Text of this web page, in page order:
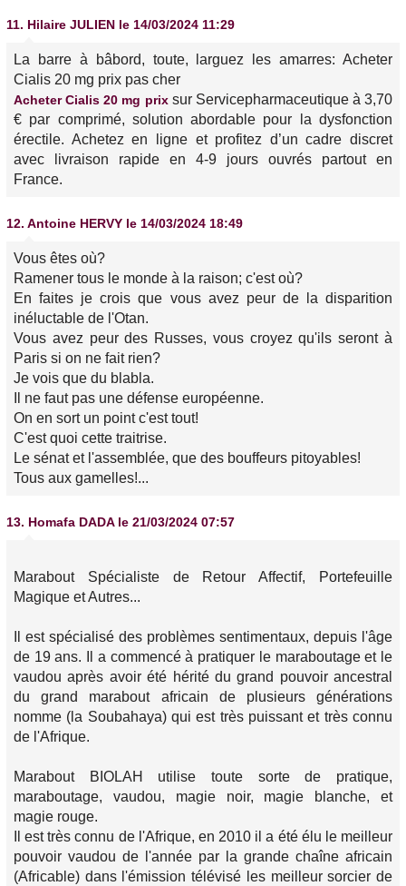
11. Hilaire JULIEN le 14/03/2024 11:29
La barre à bâbord, toute, larguez les amarres: Acheter
Cialis 20 mg prix pas cher
Acheter Cialis 20 mg prixsur Servicepharmaceutique à 3,70
€ par comprimé, solution abordable pour la dysfonction
érectile. Achetez en ligne et profitez d’un cadre discret
avec livraison rapide en 4-9 jours ouvrés partout en
France.
12. Antoine HERVY le 14/03/2024 18:49
Vous êtes où?
Ramener tous le monde à la raison; c'est où?
En faites je crois que vous avez peur de la disparition
inéluctable de l'Otan.
Vous avez peur des Russes, vous croyez qu'ils seront à
Paris si on ne fait rien?
Je vois que du blabla.
Il ne faut pas une défense européenne.
On en sort un point c'est tout!
C'est quoi cette traitrise.
Le sénat et l'assemblée, que des bouffeurs pitoyables!
Tous aux gamelles!...
13. Homafa DADA le 21/03/2024 07:57
Marabout Spécialiste de Retour Affectif, Portefeuille
Magique et Autres...
Il est spécialisé des problèmes sentimentaux, depuis l'âge
de 19 ans. Il a commencé à pratiquer le maraboutage et le
vaudou après avoir été hérité du grand pouvoir ancestral
du grand marabout africain de plusieurs générations
nomme (la Soubahaya) qui est très puissant et très connu
de l'Afrique.
Marabout BIOLAH utilise toute sorte de pratique,
maraboutage, vaudou, magie noir, magie blanche, et
magie rouge.
Il est très connu de l'Afrique, en 2010 il a été élu le meilleur
pouvoir vaudou de l'année par la grande chaîne africain
(Africable) dans l'émission télévisé les meilleur sorcier de